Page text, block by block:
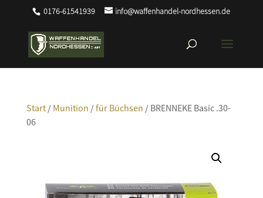
0176-61541939 info@waffenhandel-nordhessen.de
Start/ Munition /für Büchsen / BRENNEKE Basic .30-
06